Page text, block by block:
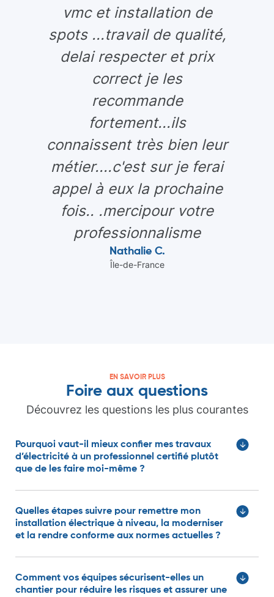
vmc et installation de
spots ...travail de qualité,
delai respecter et prix
correct je les
recommande
fortement...ils
connaissent très bien leur
métier....c'est sur je ferai
appel à eux la prochaine
fois.. .mercipour votre
professionnalisme
Nathalie C.
Île-de-France
Samuel S.
Sophie R.
Vincent T.
EN SAVOIR PLUS
Foire aux questions
Découvrez les questions les plus courantes
Pourquoi vaut-il mieux confier mes travaux
d’électricité à un professionnel certifié plutôt
que de les faire moi-même ?
Quelles étapes suivre pour remettre mon
installation électrique à niveau, la moderniser
et la rendre conforme aux normes actuelles ?
Comment vos équipes sécurisent-elles un
chantier pour réduire les risques et assurer une